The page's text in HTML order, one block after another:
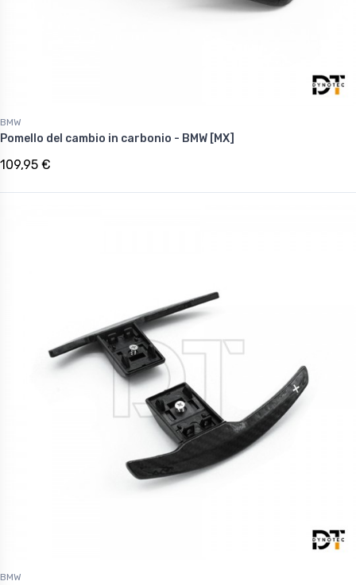
BMW
Pomello del cambio in carbonio - BMW [MX]
109,95 €
BMW